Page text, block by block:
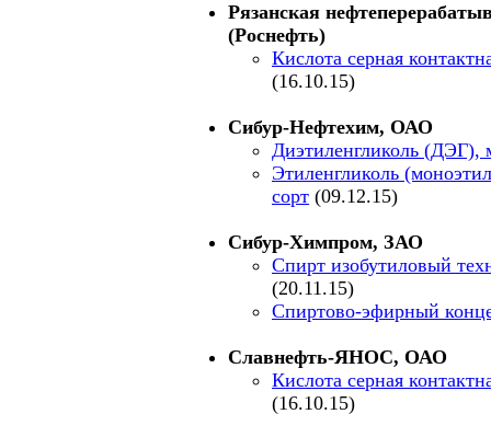
Рязанская
(Роснефть)
Кислота серная
(16.10.15)
Сибур-Нефтехим, ОАО
Диэтиленгликоль (ДЭГ),
Этиленгликоль
сорт (09.12.15)
Сибур-Химпром, ЗАО
Спирт изобутиловый
(20.11.15)
Спиртово-эфирный
Славнефть-ЯНОС, ОАО
Кислота серная
(16.10.15)